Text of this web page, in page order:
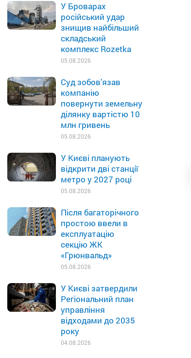
У Броварах
російський удар
знищив найбільший
складський
комплекс Rozetka
05.08.2026
Суд зобов'язав
компанію
повернути земельну
ділянку вартістю 10
млн гривень
05.08.2026
У Києві планують
відкрити дві станції
метро у 2027 році
05.08.2026
Після багаторічного
простою ввели в
експлуатацію
секцію ЖК
«Грюнвальд»
05.08.2026
У Києві затвердили
Регіональний план
управління
відходами до 2035
року
04.08.2026